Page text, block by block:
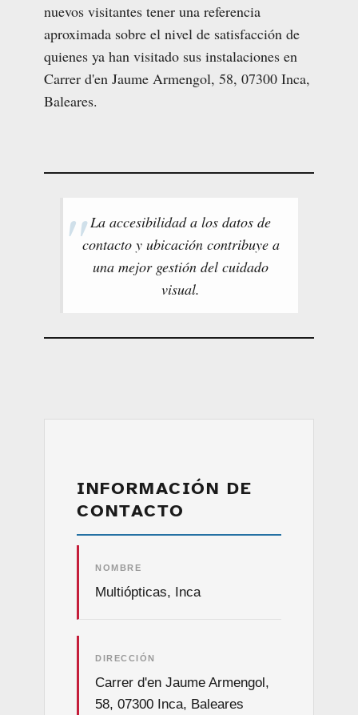
nuevos visitantes tener una referencia
aproximada sobre el nivel de satisfacción de
quienes ya han visitado sus instalaciones en
Carrer d'en Jaume Armengol, 58, 07300 Inca,
Baleares.
La accesibilidad a los datos de
contacto y ubicación contribuye a
una mejor gestión del cuidado
visual.
INFORMACIÓN DE
CONTACTO
NOMBRE
Multiópticas, Inca
DIRECCIÓN
Carrer d'en Jaume Armengol,
58, 07300 Inca, Baleares